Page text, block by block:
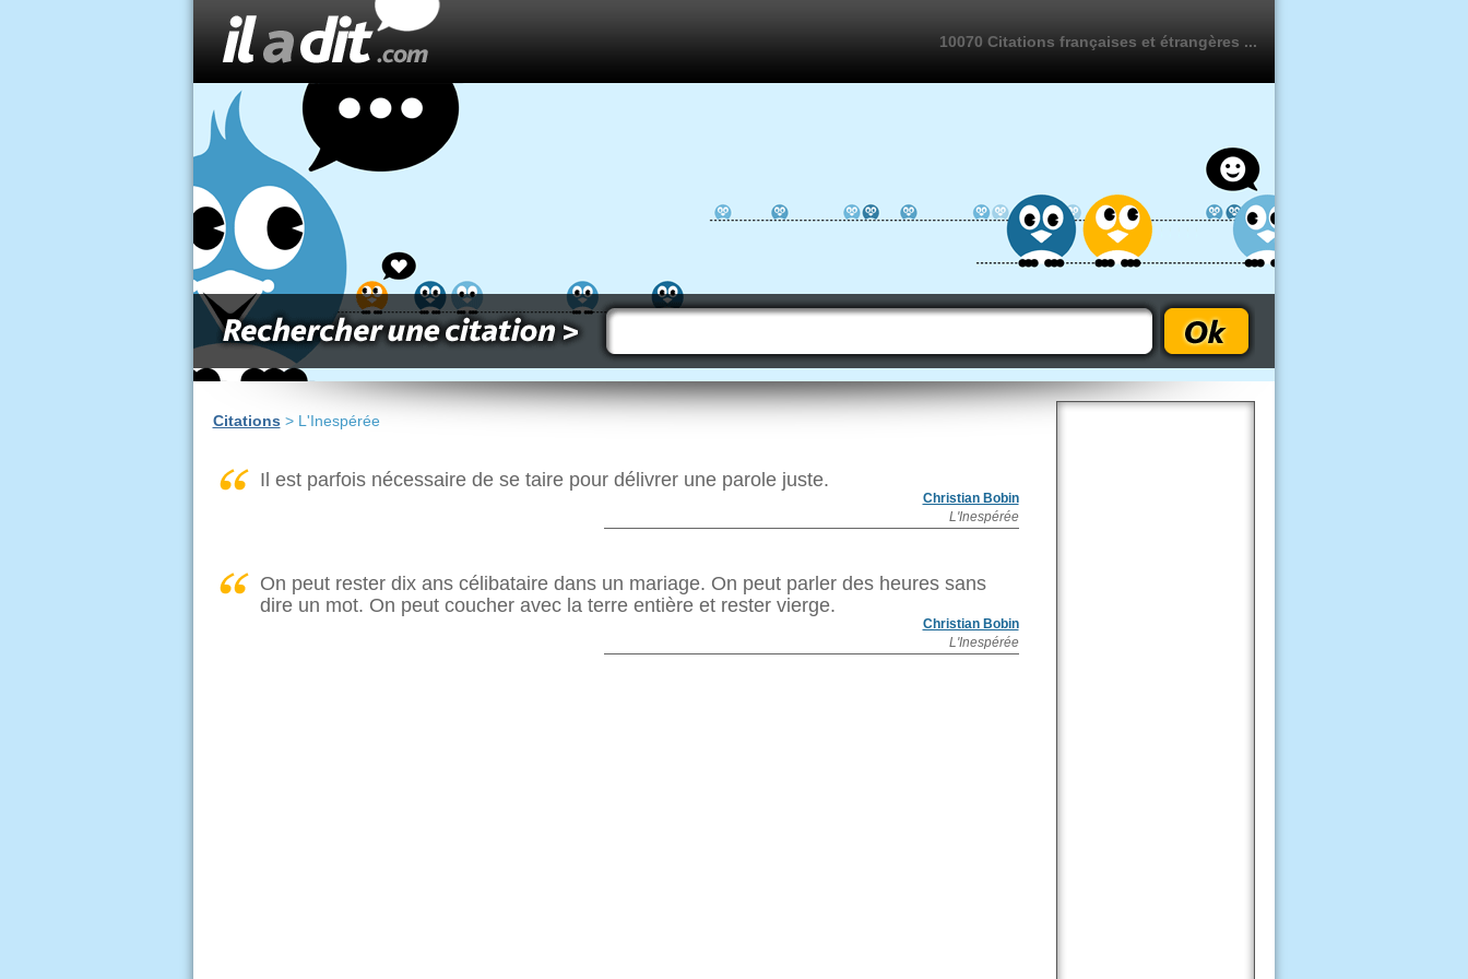
10070 Citations françaises et étrangères ...
Citations > L'Inespérée
Il est parfois nécessaire de se taire pour délivrer une parole juste.
Christian Bobin
L'Inespérée
On peut rester dix ans célibataire dans un mariage. On peut parler des heures sans
dire un mot. On peut coucher avec la terre entière et rester vierge.
Christian Bobin
L'Inespérée